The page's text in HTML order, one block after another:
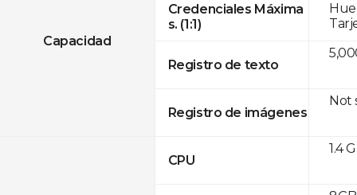
Capacidad
Credenciales Máxima
s. (1:1)
Registro de texto
Registro de imágenes
CPU
Not
1.4